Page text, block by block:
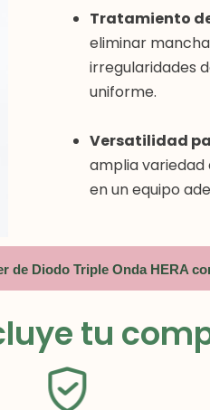
Tratamiento
eliminar
irregularidades
uniforme.
Versatilidad
amplia
en un equipo
de Diodo Triple Onda HERA
tu